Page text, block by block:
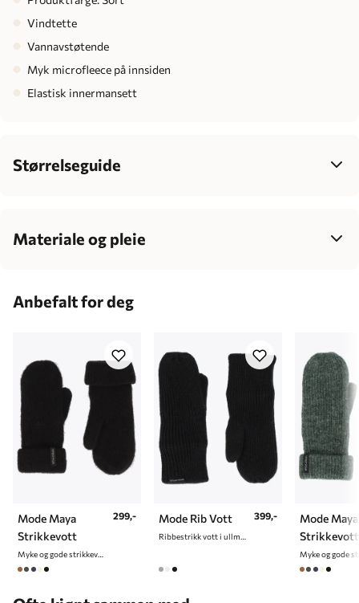
Vindtette
Vannavstøtende
Myk microfleece på innsiden
Elastisk innermansett
Størrelseguide
Bryst 77-85 99-106
157-165 163-170 168-177 172-180 174-182
Materiale og pleie
Anbefalt for deg
Mode Maya
Strikkevott
Myke og gode strikkevotter
299,- Mode Rib Vott
Ribbestrikk vott i ullmix til dame
399,-
Mode Maya
Strikkevott